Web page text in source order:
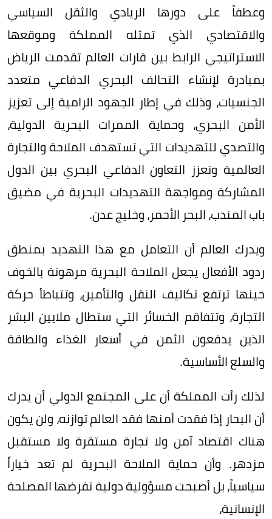
وعطفاً على دورها الريادي والثقل السياسي
والاقتصادي الذي تمثله المملكة وموقعها
الاستراتيجي الرابط بين قارات العالم تقدمت الرياض
بمبادرة لإنشاء التحالف البحري الدفاعي متعدد
الجنسيات، وذلك في إطار الجهود الرامية إلى تعزيز
الأمن البحري، وحماية الممرات البحرية الدولية،
والتصدي للتهديدات التي تستهدف الملاحة والتجارة
العالمية وتعزز التعاون الدفاعي البحري بين الدول
المشاركة ومواجهة التهديدات البحرية في مضيق
باب المندب، البحر الأحمر، وخليج عدن.
ويدرك العالم أن التعامل مع هذا التهديد بمنطق
ردود الأفعال يجعل الملاحة البحرية مرهونة بالخوف
حينها ترتفع تكاليف النقل والتأمين، وتتباطأ حركة
التجارة، وتتفاقم الخسائر التي ستطال ملايين البشر
الذين يدفعون الثمن في أسعار الغذاء والطاقة
والسلع الأساسية.
لذلك رأت المملكة أن على المجتمع الدولي أن يدرك
أن البحار إذا فقدت أمنها فقد العالم توازنه، ولن يكون
هناك اقتصاد آمن ولا تجارة مستقرة ولا مستقبل
مزدهر. وأن حماية الملاحة البحرية لم تعد خياراً
سياسياً، بل أصبحت مسؤولية دولية تفرضها المصلحة
الإنسانية،